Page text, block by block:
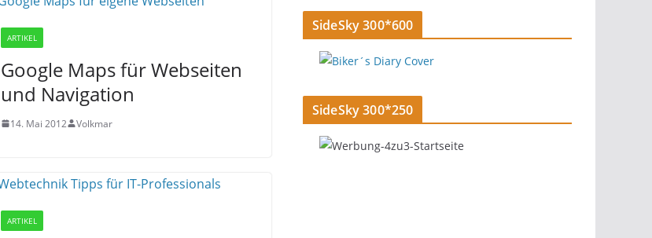
ARTIKEL
Google Maps für Webseiten
und Navigation
14. Mai 2012 Volkmar
ARTIKEL
SideSky 300*600
SideSky 300*250